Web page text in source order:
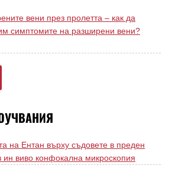
вени през пролетта – как да
симптомите на разширени вени?
на Ентан върху съдовете в преден
ин виво конфокална микроскопия